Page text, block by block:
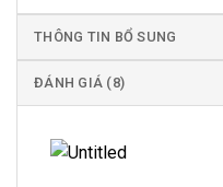
THÔNG TIN BỔ SUNG
ĐÁNH GIÁ (8)